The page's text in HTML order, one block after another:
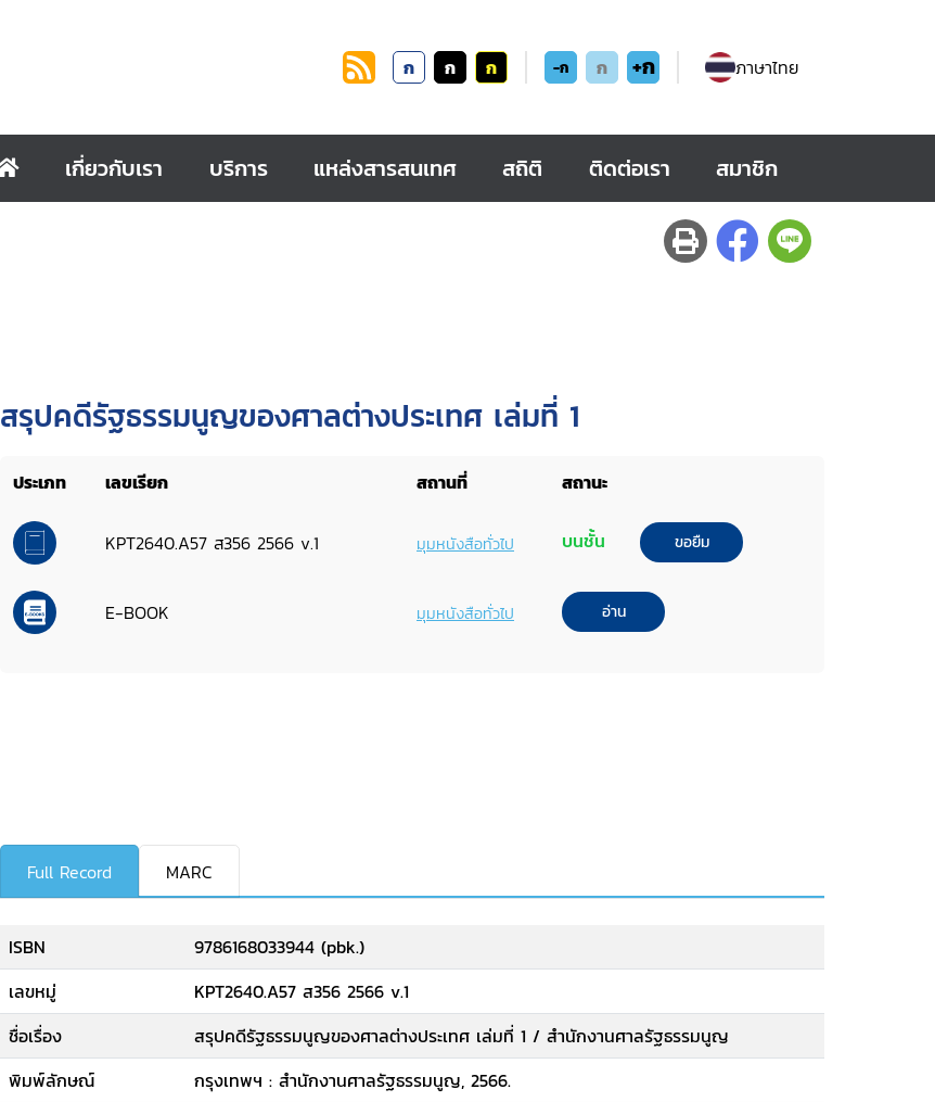
ก ก ก -ก ก +ก ภาษาไทย
เกี่ยวกับเรา บริการ แหล่งสารสนเทศ สถิติ ติดต่อเรา สมาชิก
สรุปคดีรัฐธรรมนูญของศาลต่างประเทศ เล่มที่ 1
ประเภท เลขเรียก สถานที่ สถานะ
KPT2640.A57 ส356 2566 v.1 มุมหนังสือทั่วไป บนชั้น ขอยืม
E-BOOK มุมหนังสือทั่วไป อ่าน
Full Record MARC
ISBN
9786168033944 (pbk.)
เลขหมู่
KPT2640.A57 ส356 2566 v.1
ชื่อเรื่อง
สรุปคดีรัฐธรรมนูญของศาลต่างประเทศ เล่มที่ 1 / สำนักงานศาลรัฐธรรมนูญ
พิมพ์ลักษณ์
กรุงเทพฯ : สำนักงานศาลรัฐธรรมนูญ, 2566.